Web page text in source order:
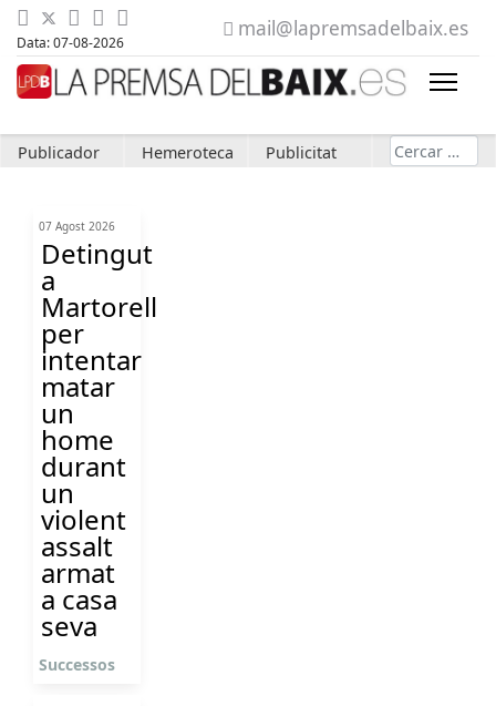
Data: 07-08-2026
mail@lapremsadelbaix.es
Publicador Hemeroteca Publicitat Cerca
07 Agost 2026
Detingut
a
Martorell
per
intentar
matar
un
home
durant
un
violent
assalt
armat
a casa
seva
Successos